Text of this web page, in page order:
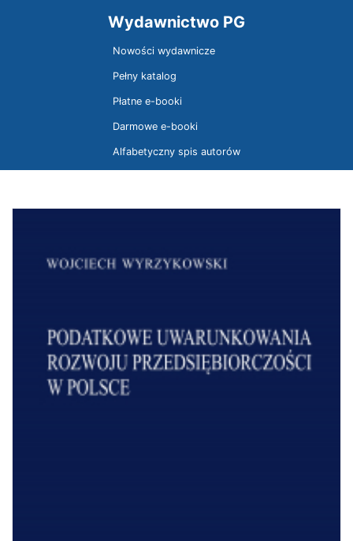
Wydawnictwo PG
Nowości wydawnicze
Pełny katalog
Płatne e-booki
Darmowe e-booki
Alfabetyczny spis autorów